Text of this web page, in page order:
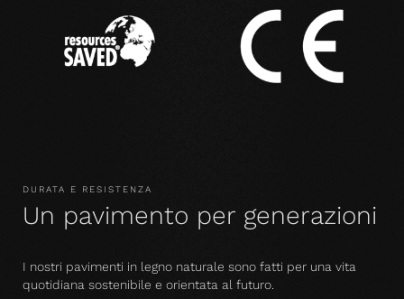
DURATA E RESISTENZA
Un pavimento per generazioni
I nostri pavimenti in legno naturale sono fatti per una vita
quotidiana sostenibile e orientata al futuro.